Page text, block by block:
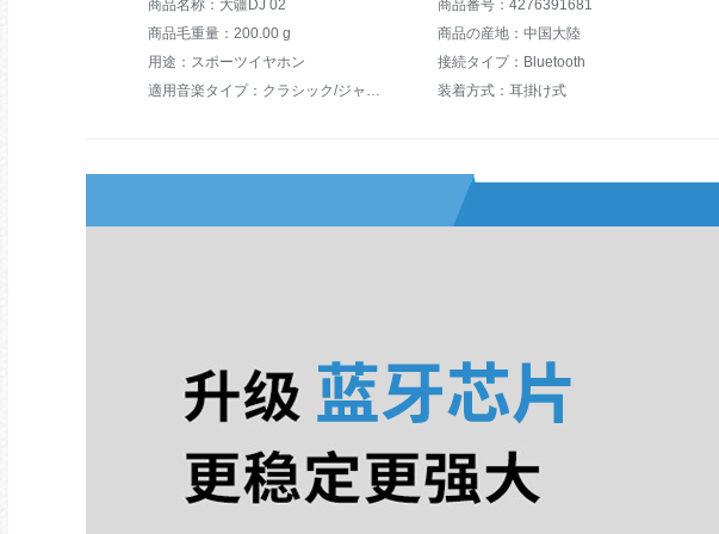
商品名称：大疆DJ 02 商品番号：4276391681
商品毛重量：200.00 g
商品の産地：中国大陸
用途：スポーツイヤホン
接続タイプ：Bluetooth
適用音楽タイプ：クラシック/ジャズ/ブルース
装着方式：耳掛け式